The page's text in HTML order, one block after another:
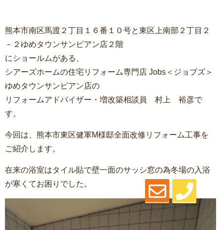
熊本市南区馬渡２丁目１６番１０号と東区上南部２丁目２
－２ゆめタウンサンピアン店２階
にショールムがある、
シアーズホームの住宅リフォーム専門店 Jobs＜ジョブズ＞
ゆめタウンサンピアン店の
リフォームアドバイザー・増改築相談員 村上 裕彦で
す。
今回は、熊本市東区健軍M様邸全面改修リフォーム工事を
ご紹介します。
在来の浴室はタイル貼で壁一面のサッシ窓の為冬場の入浴
が寒くてお困りでした。